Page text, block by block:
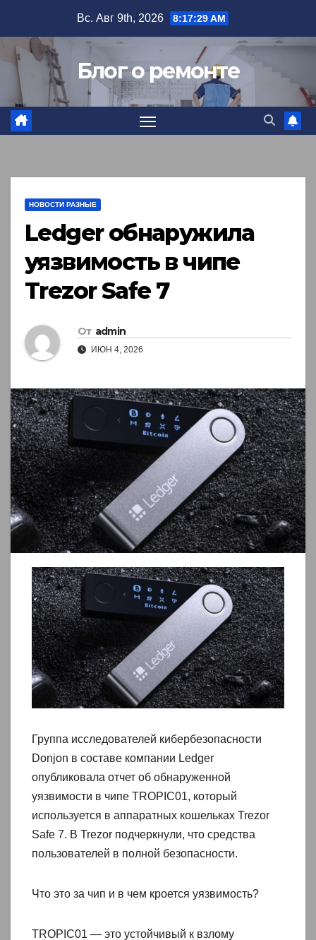
содержимому
Вс. Авг 9th, 2026 8:17:30 AM
Блог о ремонте
НОВОСТИ РАЗНЫЕ
Ledger обнаружила
уязвимость в чипе
Trezor Safe 7
От admin
ИЮН 4, 2026
Группа исследователей кибербезопасности
Donjon в составе компании Ledger
опубликовала отчет об обнаруженной
уязвимости в чипе TROPIC01, который
используется в аппаратных кошельках Trezor
Safe 7. В Trezor подчеркнули, что средства
пользователей в полной безопасности.
Что это за чип и в чем кроется уязвимость?
TROPIC01 — это устойчивый к взлому